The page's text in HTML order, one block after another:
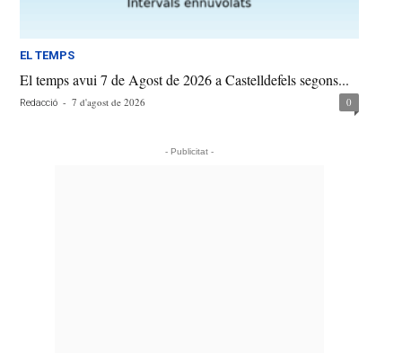
EL TEMPS
El temps avui 7 de Agost de 2026 a Castelldefels segons...
Redacció - 7 d'agost de 2026 0
- Publicitat -